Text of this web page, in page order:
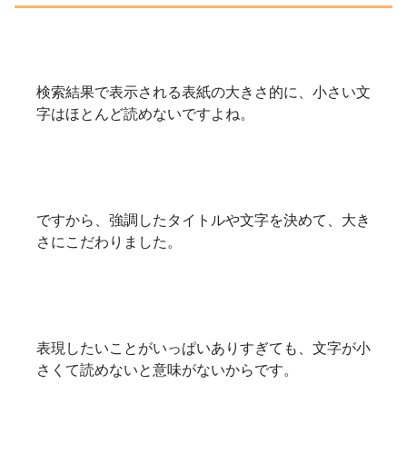
検索結果で表示される表紙の大きさ的に、小さい文
字はほとんど読めないですよね。
ですから、強調したタイトルや文字を決めて、大き
さにこだわりました。
表現したいことがいっぱいありすぎても、文字が小
さくて読めないと意味がないからです。